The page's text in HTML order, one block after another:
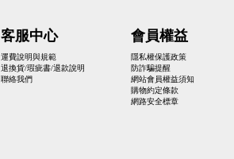
客服中心
運費說明與規範
退換貨/瑕疵書/退款說明
聯絡我們
會員權益
隱私權保護政策
防詐騙提醒
網站會員權益須知
購物約定條款
網路安全標章